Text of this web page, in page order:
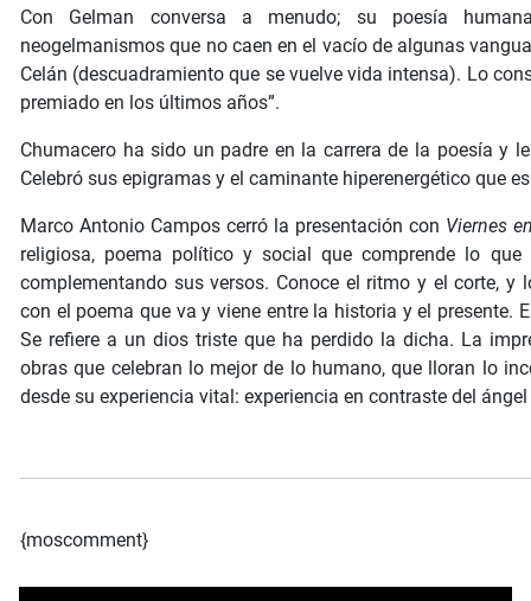
Con Gelman conversa a menudo; su poesía
neogelmanismos que no caen en el vacío de algunas
Celán (descuadramiento que se vuelve vida intensa). Lo
premiado en los últimos años”.
Chumacero ha sido un padre en la carrera de la poesía y
Celebró sus epigramas y el caminante hiperenergético que
Marco Antonio Campos cerró la presentación con Viernes
religiosa, poema político y social que comprende lo
complementando sus versos. Conoce el ritmo y el corte, y
con el poema que va y viene entre la historia y el presente.
Se refiere a un dios triste que ha perdido la dicha. La
obras que celebran lo mejor de lo humano, que lloran lo
desde su experiencia vital: experiencia en contraste del
{moscomment}